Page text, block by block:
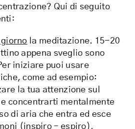
Qui di seguito
la meditazione. 15-20
appena sveglio sono
iniziare puoi usare
come ad esempio:
la tua attenzione sul
concentrarti mentalmente
di aria che entra ed esce
(inspiro – espiro),